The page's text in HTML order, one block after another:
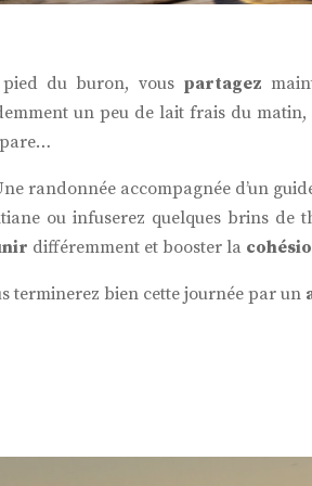
du buron, vous partagez
un peu de lait frais du
randonnée accompagnée d’un
ou infuserez quelques brins de
différemment et booster la
terminerez bien cette journée par un